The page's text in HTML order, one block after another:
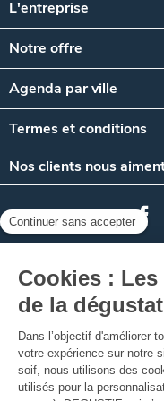
Autres
non-éligibles
DEGUST'Emoi vous
certifiantes en
fameuse école
-, accessibles quel
Nous vous
Riches de plus de 50
formation en
formations WSET
permettent à chacun
nécessaires pour
et en spiritueux.
L'entreprise
Notre offre
Agenda par ville
Termes et conditions
Nos clients nous
SAS Vinotelo - Tous
L’abus d’alcool est
avec modération.